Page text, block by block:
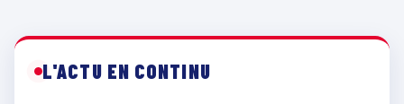
L'ACTU EN CONTINU